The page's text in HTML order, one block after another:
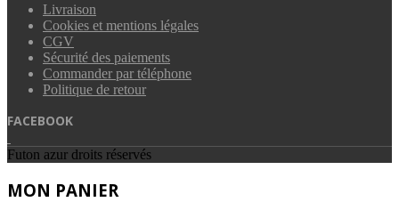
Livraison
Cookies et mentions légales
CGV
Sécurité des paiements
Commander par téléphone
Politique de retour
FACEBOOK
Futon azur droits réservés
MON PANIER